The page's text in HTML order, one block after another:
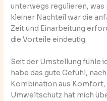
unterwegs regulieren, was
kleiner Nachteil war die
Zeit und Einarbeitung
die Vorteile eindeutig.
Seit der Umstellung fühle
habe das gute Gefühl,
Kombination aus
Umweltschutz hat mich